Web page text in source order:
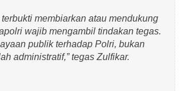
terbukti membiarkan atau mendukung
wajib mengambil tindakan tegas.
publik terhadap Polri, bukan
administratif,” tegas Zulfikar.